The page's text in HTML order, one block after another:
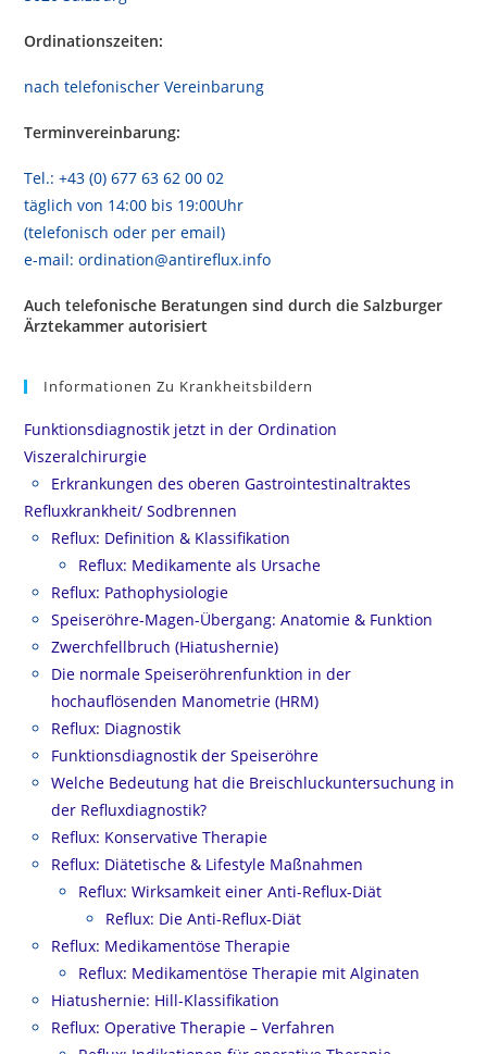
Ordinationszeiten:
nach telefonischer Vereinbarung
Terminvereinbarung:
Tel.: +43 (0) 677 63 62 00 02
täglich von 14:00 bis 19:00Uhr
(telefonisch oder per email)
e-mail: ordination@antireflux.info
Auch telefonische Beratungen sind durch die Salzburger
Ärztekammer autorisiert
Informationen Zu Krankheitsbildern
Funktionsdiagnostik jetzt in der Ordination
Viszeralchirurgie
Erkrankungen des oberen Gastrointestinaltraktes
Refluxkrankheit/ Sodbrennen
Reflux: Definition & Klassifikation
Reflux: Medikamente als Ursache
Reflux: Pathophysiologie
Speiseröhre-Magen-Übergang: Anatomie & Funktion
Zwerchfellbruch (Hiatushernie)
Die normale Speiseröhrenfunktion in der
hochauflösenden Manometrie (HRM)
Reflux: Diagnostik
Funktionsdiagnostik der Speiseröhre
Welche Bedeutung hat die Breischluckuntersuchung in
der Refluxdiagnostik?
Reflux: Konservative Therapie
Reflux: Diätetische & Lifestyle Maßnahmen
Reflux: Wirksamkeit einer Anti-Reflux-Diät
Reflux: Die Anti-Reflux-Diät
Reflux: Medikamentöse Therapie
Reflux: Medikamentöse Therapie mit Alginaten
Hiatushernie: Hill-Klassifikation
Reflux: Operative Therapie – Verfahren